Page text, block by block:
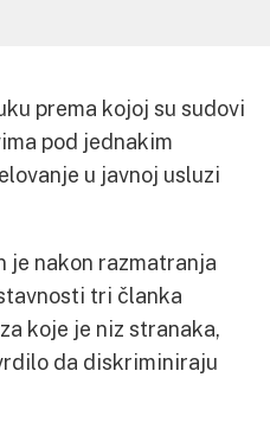
prema kojoj su sudovi
pod jednakim
u javnoj usluzi
je nakon razmatranja
tri članka
koje je niz stranaka,
da diskriminiraju